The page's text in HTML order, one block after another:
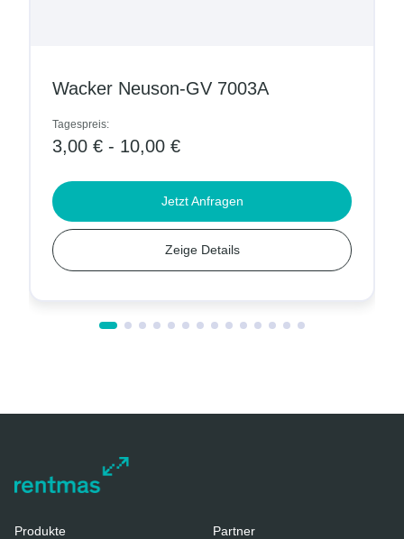
Wacker Neuson-GV 7003A
Tagespreis:
3,00 € - 10,00 €
Zeige Details
Jetzt Anfragen
Produkte
Partner